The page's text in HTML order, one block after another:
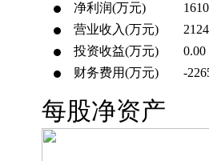
净利润(万元)
营业收入(万元)
投资收益(万元)
0.00
财务费用(万元)
-
每股净资产